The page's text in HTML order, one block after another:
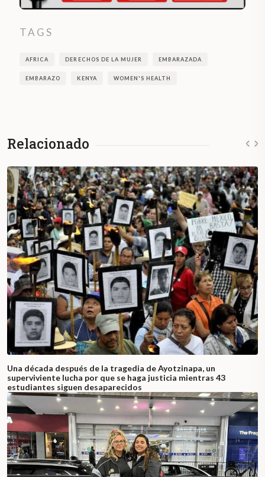
TAGS
AFRICA DERECHOS DE LA MUJER EMBARAZADA
EMBARAZO KENYA WOMEN'S HEALTH
Relacionado
Una década después de la tragedia de Ayotzinapa, un
superviviente lucha por que se haga justicia mientras 43
estudiantes siguen desaparecidos